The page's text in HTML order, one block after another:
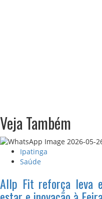
Veja Também
Ipatinga
Saúde
Allp Fit reforça leva